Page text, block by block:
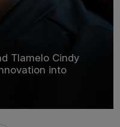
Tlamelo Cindy
into